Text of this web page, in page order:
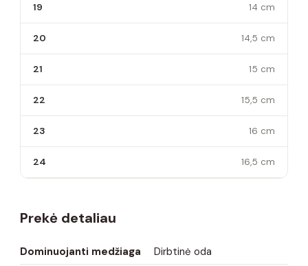
19 14 cm
20 14,5 cm
21 15 cm
22 15,5 cm
23 16 cm
24 16,5 cm
Prekė detaliau
Dominuojanti medžiaga Dirbtinė oda